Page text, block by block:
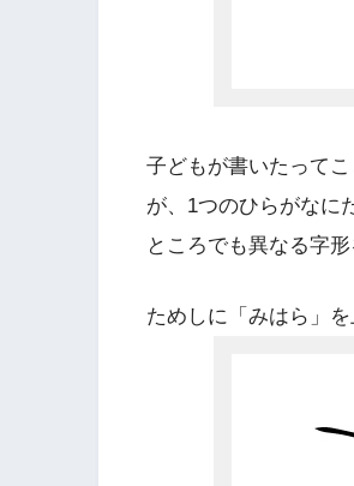
子どもが書いたって
が、1つのひらがなに
ところでも異なる字
ためしに「みはら」